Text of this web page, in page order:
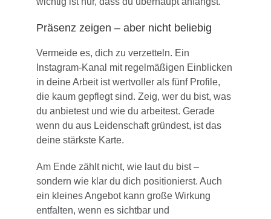
Präsenz zeigen – aber nicht beliebig
Vermeide es, dich zu verzetteln. Ein
Instagram-Kanal mit regelmäßigen Einblicken
in deine Arbeit ist wertvoller als fünf Profile,
die kaum gepflegt sind. Zeig, wer du bist, was
du anbietest und wie du arbeitest. Gerade
wenn du aus Leidenschaft gründest, ist das
deine stärkste Karte.
Am Ende zählt nicht, wie laut du bist –
sondern wie klar du dich positionierst. Auch
ein kleines Angebot kann große Wirkung
entfalten, wenn es sichtbar und